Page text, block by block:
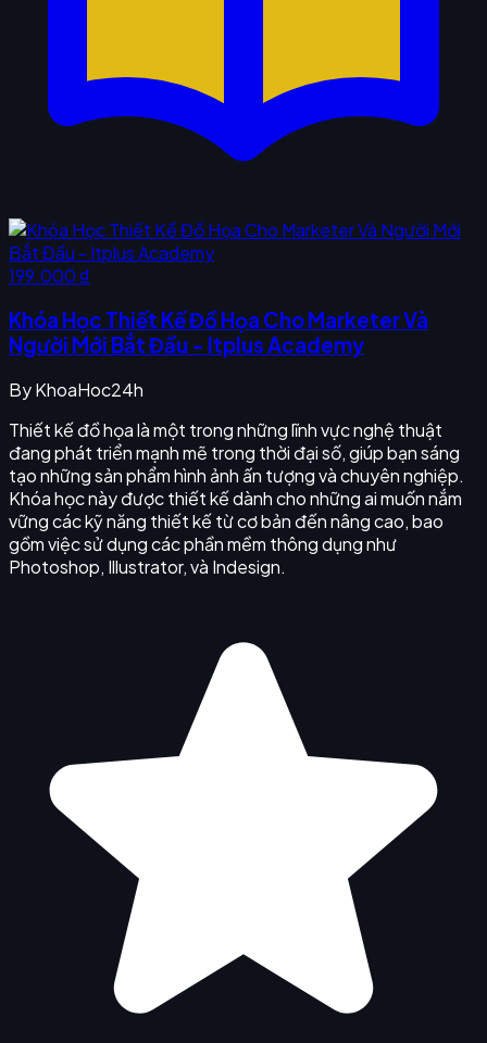
199.000 ₫
Khóa Học Thiết Kế Đồ Họa Cho Marketer Và
Người Mới Bắt Đầu - Itplus Academy
ByKhoaHoc24h
Thiết kế đồ họa là một trong những lĩnh vực nghệ thuật
đang phát triển mạnh mẽ trong thời đại số, giúp bạn sáng
tạo những sản phẩm hình ảnh ấn tượng và chuyên nghiệp.
Khóa học này được thiết kế dành cho những ai muốn nắm
vững các kỹ năng thiết kế từ cơ bản đến nâng cao, bao
gồm việc sử dụng các phần mềm thông dụng như
Photoshop, Illustrator, và Indesign.